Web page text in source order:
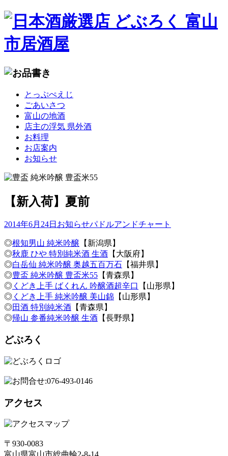
とっぷぺえじ
ごあいさつ
富山の地酒
店主の浮気 県外酒
お料理
お店案内
お知らせ
【新入荷】夏前
2014年6月24日 お知らせパドルアンドチャート
◎根知男山 純米吟醸 【新潟県】
◎秋鹿 ひや 特別純米酒 生酒 【大阪府】
◎白岳仙 純米吟醸 奥越五百万石 【福井県】
◎豊盃 純米吟醸 豊盃米55 【青森県】
◎ くどき上手 ばくれん 吟醸酒超辛口
【山形県】
◎ くどき上手 純米吟醸 美山錦 【山形県】
◎田酒 特別純米酒 【青森県】
◎帰山 参番純米吟醸 生酒 【長野県】
どぶろく
アクセス
〒930-0083